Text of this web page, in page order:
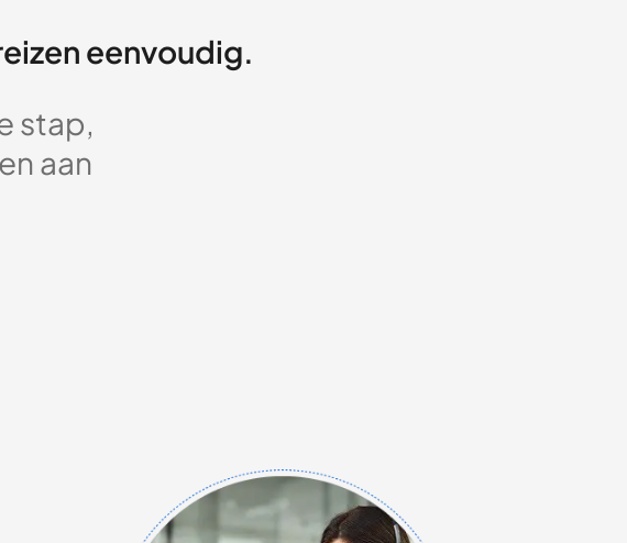
eenvoudig.
stap,
aan